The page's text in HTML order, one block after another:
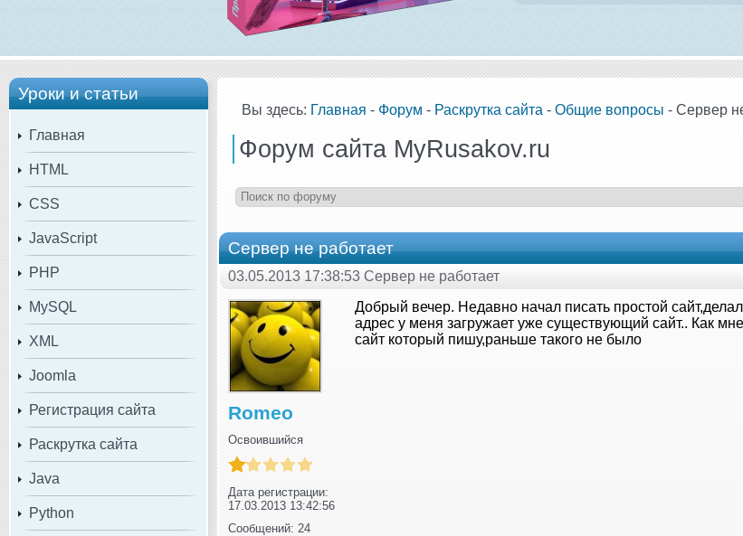
Уроки и статьи
Главная
HTML
CSS
JavaScript
PHP
MySQL
XML
Joomla
Регистрация сайта
Раскрутка сайта
Java
Python
Вы здесь: Главная - Форум - Раскрутка сайта - Общие вопросы - Сервер
Форум сайта MyRusakov.ru
Сервер не работает
03.05.2013 17:38:53 Сервер не работает
Romeo
Освоившийся
Дата регистрации:
17.03.2013 13:42:56
Сообщений: 24
Добрый вечер. Недавно начал писать простой
адрес у меня загружает уже существующий сайт.. Как
сайт который пишу,раньше такого не было